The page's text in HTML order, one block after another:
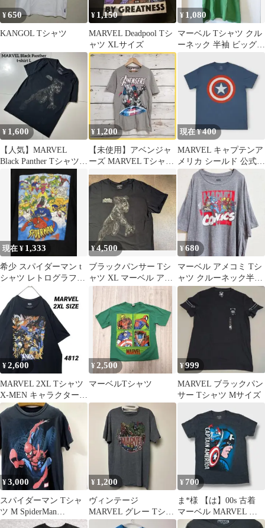
¥650
KANGOL Tシャツ
¥ 1,150
MARVEL Deadpool Tシ
ャツ XLサイズ
¥ 1,080
マーベル Tシャツ クル
ーネック 半袖 ビッグサ
¥ 1,600
【人気】MARVEL
Black Panther Tシャツ L
サイズ
¥ 1,200
【未使用】アベンジャ
ーズ MARVEL Tシャツ
グレー サイズS
現在 ¥400
MARVEL キャプテンア
メリカ シールド 公式シ
ネマ映画古着t メンズM
現在 ¥ 1,333
希少 スパイダーマン t
シャツ レトログラフィ
ック ホットトイズ ブラ
ック XL
¥4,500
ブラックパンサー Tシ
ャツ XL マーベル アベ
ンジャーズ
¥680
マーベル アメコミ Tシ
ャツ クルーネック半袖
灰 綿混 メンズ【XL】
¥2,600
MARVEL 2XL Tシャツ
X-MEN キャラクター
ブラック エックスメン
¥2,500
マーベルTシャツ
¥999
MARVEL ブラックパン
サー Tシャツ Mサイズ
¥3,000
スパイダーマン Tシャ
ツ M SpiderMan
MARVEL
¥ 1,200
ヴィンテージ
MARVEL グレー Tシャ
ツ M
¥ 700
ま*様 【は】00s 古着
マーベル MARVEL キ
ャプテンアメリカ Tシ